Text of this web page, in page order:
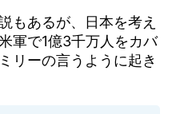
もあるが、日本を考え
軍で1億3千万人をカバ
リーの言うように起き